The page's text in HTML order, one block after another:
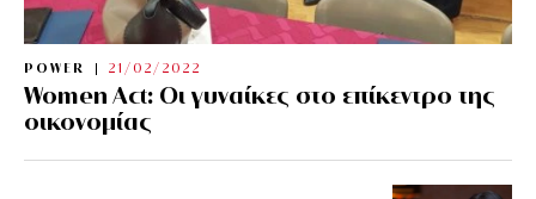
POWER 21/02/2022
Women Act: Οι γυναίκες στο επίκεντρο της
οικονομίας